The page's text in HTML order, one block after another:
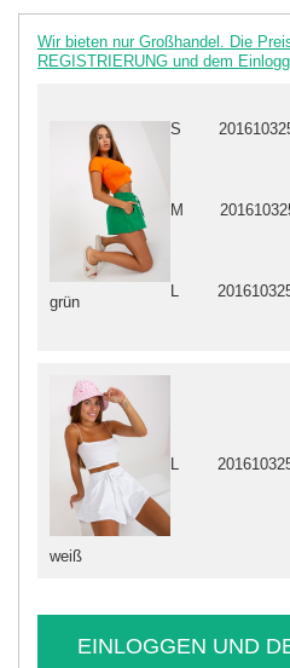
Wir bieten nur Großhandel. Die
REGISTRIERUNG und dem
grün
S
M
L
weiß
EINLOGGEN UND